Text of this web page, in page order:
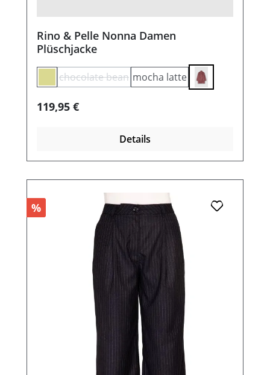
Rino & Pelle Nonna Damen
Plüschjacke
birch
chocolate bean(Diese Option ist zurzeit nicht verfügbar.)
mocha latte
Regulärer Preis:
119,95 €
Details
%